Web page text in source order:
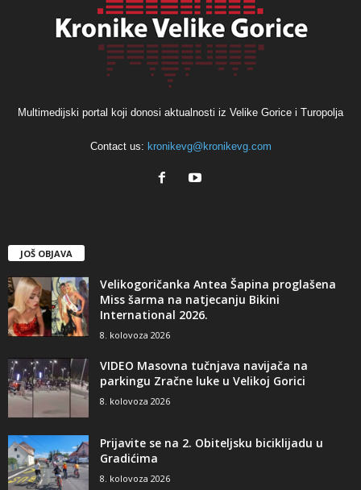
Multimedijski portal koji donosi aktualnosti iz Velike Gorice i Turopolja
Contact us: kronikevg@kronikevg.com
JOŠ OBJAVA
Velikogoričanka Antea Šapina proglašena
Miss šarma na natjecanju Bikini
International 2026.
8. kolovoza 2026
VIDEO Masovna tučnjava navijača na
parkingu Zračne luke u Velikoj Gorici
8. kolovoza 2026
Prijavite se na 2. Obiteljsku biciklijadu u
Gradićima
8. kolovoza 2026